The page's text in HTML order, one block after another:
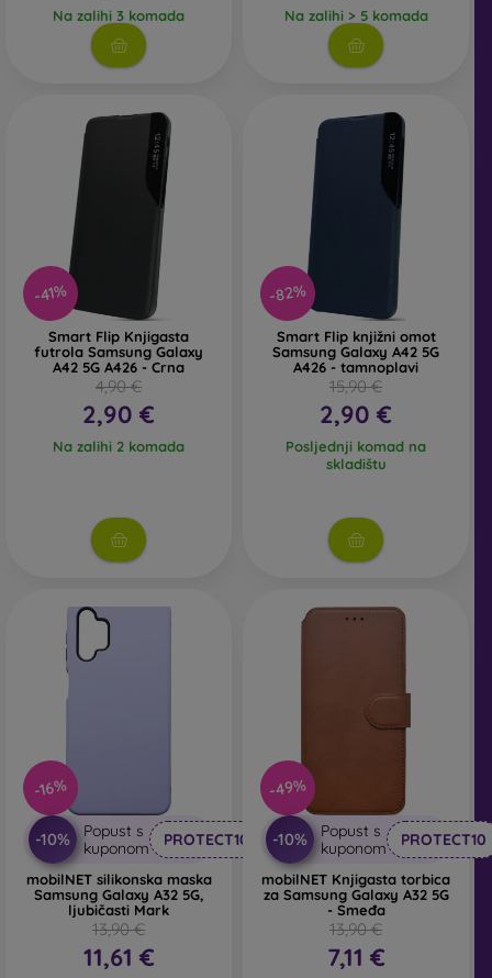
Na zalihi 3 komada Na zalihi > 5 komada
-41%
Smart Flip Knjigasta
futrola Samsung Galaxy
A42 5G A426 - Crna
4,90 €
2,90 €
Na zalihi 2 komada
-82%
Smart Flip knjižni omot
Samsung Galaxy A42 5G
A426 - tamnoplavi
15,90 €
2,90 €
Posljednji komad na
skladištu
-16%
-10%
Popust s
kuponom
PROTECT10
mobilNET silikonska maska
Samsung Galaxy A32 5G,
ljubičasti Mark
13,90 €
11,61 €
-49%
-10%
Popust s
kuponom
PROTECT10
mobilNET Knjigasta torbica
za Samsung Galaxy A32 5G
- Smeđa
13,90 €
7,11 €